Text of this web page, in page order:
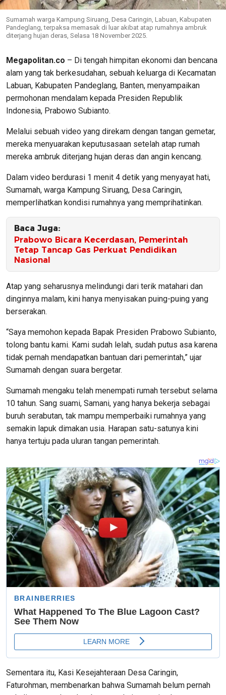
Sumamah warga Kampung Siruang, Desa Caringin, Labuan, Kabupaten
Pandeglang, terpaksa memasak di luar akibat atap rumahnya ambruk
diterjang hujan deras, Selasa 18 November 2025.
Megapolitan.co – Di tengah himpitan ekonomi dan bencana
alam yang tak berkesudahan, sebuah keluarga di Kecamatan
Labuan, Kabupaten Pandeglang, Banten, menyampaikan
permohonan mendalam kepada Presiden Republik
Indonesia, Prabowo Subianto.
Melalui sebuah video yang direkam dengan tangan gemetar,
mereka menyuarakan keputusasaan setelah atap rumah
mereka ambruk diterjang hujan deras dan angin kencang.
Dalam video berdurasi 1 menit 4 detik yang menyayat hati,
Sumamah, warga Kampung Siruang, Desa Caringin,
memperlihatkan kondisi rumahnya yang memprihatinkan.
Baca Juga:
Prabowo Bicara Kecerdasan, Pemerintah
Tetap Tancap Gas Perkuat Pendidikan
Nasional
Atap yang seharusnya melindungi dari terik matahari dan
dinginnya malam, kini hanya menyisakan puing-puing yang
berserakan.
“Saya memohon kepada Bapak Presiden Prabowo Subianto,
tolong bantu kami. Kami sudah lelah, sudah putus asa karena
tidak pernah mendapatkan bantuan dari pemerintah,” ujar
Sumamah dengan suara bergetar.
Sumamah mengaku telah menempati rumah tersebut selama
10 tahun. Sang suami, Samani, yang hanya bekerja sebagai
buruh serabutan, tak mampu memperbaiki rumahnya yang
semakin lapuk dimakan usia. Harapan satu-satunya kini
hanya tertuju pada uluran tangan pemerintah.
Sementara itu, Kasi Kesejahteraan Desa Caringin,
Faturohman, membenarkan bahwa Sumamah belum pernah